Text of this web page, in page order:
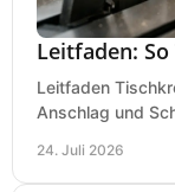
Leitfaden:
Leitfaden
Anschlag und
24. Juli 2026